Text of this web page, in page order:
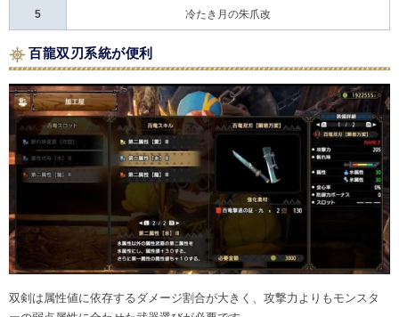
5 冷たき月の朱爪改
百龍双刃系統が便利
双剣は属性値に依存するダメージ割合が大きく、攻撃力よりもモンスタ